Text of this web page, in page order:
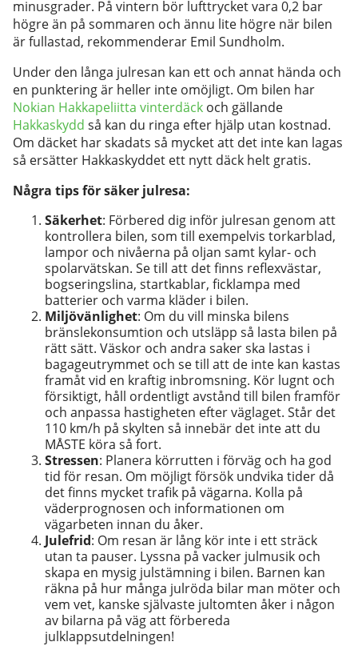
minusgrader. På vintern bör lufttrycket vara 0,2 bar
högre än på sommaren och ännu lite högre när bilen
är fullastad, rekommenderar Emil Sundholm.
Under den långa julresan kan ett och annat hända och
en punktering är heller inte omöjligt. Om bilen har
Nokian Hakkapeliitta vinterdäck och gällande
Hakkaskydd så kan du ringa efter hjälp utan kostnad.
Om däcket har skadats så mycket att det inte kan lagas
så ersätter Hakkaskyddet ett nytt däck helt gratis.
Några tips för säker julresa:
Säkerhet: Förbered dig inför julresan genom att
kontrollera bilen, som till exempelvis torkarblad,
lampor och nivåerna på oljan samt kylar- och
spolarvätskan. Se till att det finns reflexvästar,
bogseringslina, startkablar, ficklampa med
batterier och varma kläder i bilen.
Miljövänlighet: Om du vill minska bilens
bränslekonsumtion och utsläpp så lasta bilen på
rätt sätt. Väskor och andra saker ska lastas i
bagageutrymmet och se till att de inte kan kastas
framåt vid en kraftig inbromsning. Kör lugnt och
försiktigt, håll ordentligt avstånd till bilen framför
och anpassa hastigheten efter väglaget. Står det
110 km/h på skylten så innebär det inte att du
MÅSTE köra så fort.
Stressen: Planera körrutten i förväg och ha god
tid för resan. Om möjligt försök undvika tider då
det finns mycket trafik på vägarna. Kolla på
väderprognosen och informationen om
vägarbeten innan du åker.
Julefrid: Om resan är lång kör inte i ett sträck
utan ta pauser. Lyssna på vacker julmusik och
skapa en mysig julstämning i bilen. Barnen kan
räkna på hur många julröda bilar man möter och
vem vet, kanske självaste jultomten åker i någon
av bilarna på väg att förbereda
julklappsutdelningen!